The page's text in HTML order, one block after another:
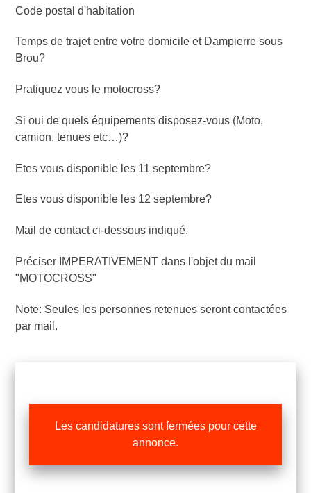
Code postal d'habitation
Temps de trajet entre votre domicile et Dampierre sous
Brou?
Pratiquez vous le motocross?
Si oui de quels équipements disposez-vous (Moto,
camion, tenues etc…)?
Etes vous disponible les 11 septembre?
Etes vous disponible les 12 septembre?
Mail de contact ci-dessous indiqué.
Préciser IMPERATIVEMENT dans l'objet du mail
"MOTOCROSS"
Note: Seules les personnes retenues seront contactées
par mail.
Les candidatures sont fermées pour cette
annonce.